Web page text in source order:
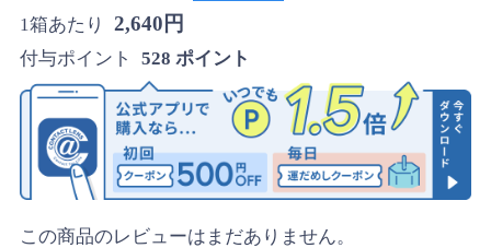
1箱あたり
2,640円
付与ポイント 528 ポイント
この商品のレビューはまだありません。